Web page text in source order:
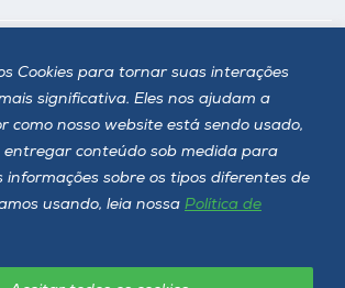
Cookies para tornar suas interações
significativa. Eles nos ajudam a
como nosso website está sendo usado,
entregar conteúdo sob medida para
informações sobre os tipos diferentes de
usando, leia nossa Política de